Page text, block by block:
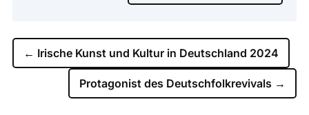
← Irische Kunst und Kultur in Deutschland 2024
Protagonist des Deutschfolkrevivals →